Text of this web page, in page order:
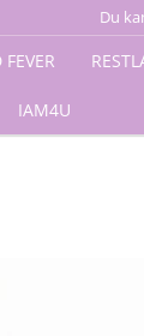
Du
IAM4U